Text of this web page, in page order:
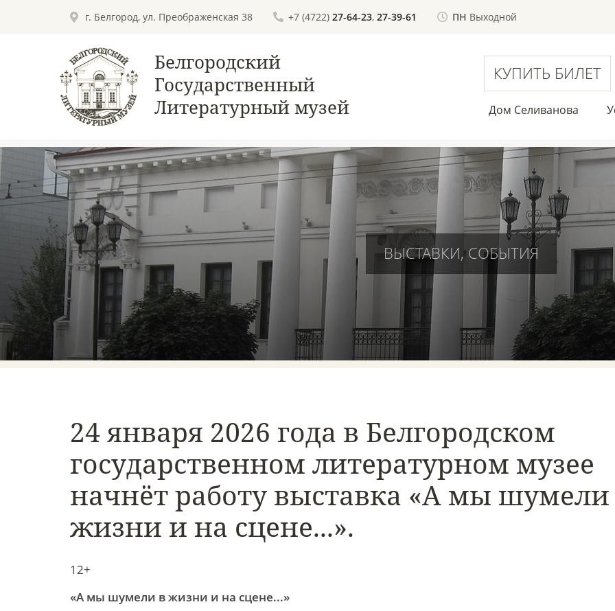
г. Белгород, ул. Преображенская 38 +7 (4722) 27-64-23, 27-39-61 ПН Выходной
Белгородский
Государственный
Литературный музей
КУПИТЬ БИЛЕТ
Дом Селиванова
ВЫСТАВКИ, СОБЫТИЯ
24 января 2026 года в Белгородском
государственном литературном музее
начнёт работу выставка «А мы шумели
жизни и на сцене...».
12+
«А мы шумели в жизни и на сцене...»